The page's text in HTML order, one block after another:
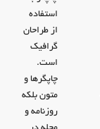
استفاده
از طراحان
گرافیک
است.
چاپگرها و
متون بلکه
روزنامه و